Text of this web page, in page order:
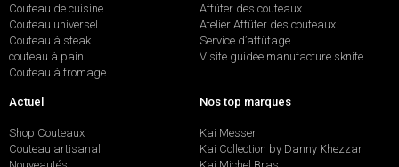
Couteau de cuisine
Couteau universel
Couteau à steak
couteau à pain
Couteau à fromage
Affûter des couteaux
Atelier Affûter des couteaux
Service d’affûtage
Visite guidée manufacture sknife
Actuel
Shop Couteaux
Couteau artisanal
Nos top marques
Kai Messer
Kai Collection by Danny Khezzar